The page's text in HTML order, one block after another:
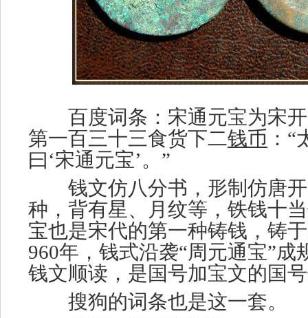
百度词条：宋通元宝为宋开
第一百三十三食货下二钱币 ：
曰‘宋通元宝’。”
钱文仿八分书，形制仿唐开
种，背有星、月纹等，铁钱十
宝也是宋代的第一种铸钱，铸
960年，钱式沿袭“周元通宝”成
钱文顺读，是国号加宝文的国
搜狗的词条也是这一套。